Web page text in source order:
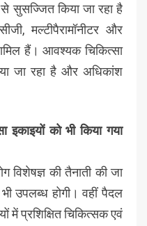
सुसज्जित किया जा रहा है
मल्टीपैरामॉनीटर और
हैं। आवश्यक चिकित्सा
जा रहा है और अधिकांश
इकाइयों को भी किया गया
विशेषज्ञ की तैनाती की जा
उपलब्ध होगी। वहीं पैदल
में प्रशिक्षित चिकित्सक एवं